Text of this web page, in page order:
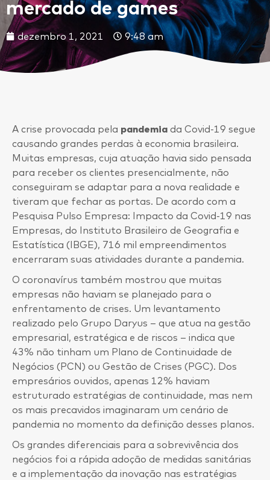
mercado de games
dezembro 1, 2021 9:48 am
A crise provocada pela pandemia da Covid-19 segue
causando grandes perdas à economia brasileira.
Muitas empresas, cuja atuação havia sido pensada
para receber os clientes presencialmente, não
conseguiram se adaptar para a nova realidade e
tiveram que fechar as portas. De acordo com a
Pesquisa Pulso Empresa: Impacto da Covid-19 nas
Empresas, do Instituto Brasileiro de Geografia e
Estatística (IBGE), 716 mil empreendimentos
encerraram suas atividades durante a pandemia.
O coronavírus também mostrou que muitas
empresas não haviam se planejado para o
enfrentamento de crises. Um levantamento
realizado pelo Grupo Daryus – que atua na gestão
empresarial, estratégica e de riscos – indica que
43% não tinham um Plano de Continuidade de
Negócios (PCN) ou Gestão de Crises (PGC). Dos
empresários ouvidos, apenas 12% haviam
estruturado estratégias de continuidade, mas nem
os mais precavidos imaginaram um cenário de
pandemia no momento da definição desses planos.
Os grandes diferenciais para a sobrevivência dos
negócios foi a rápida adoção de medidas sanitárias
e a implementação da inovação nas estratégias